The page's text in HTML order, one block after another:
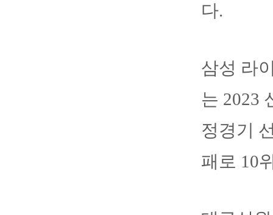
다.
삼성 라
는 2023
정경기
패로 10